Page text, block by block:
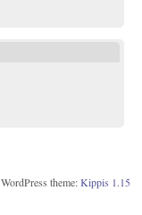
WordPress theme:Kippis 1.15